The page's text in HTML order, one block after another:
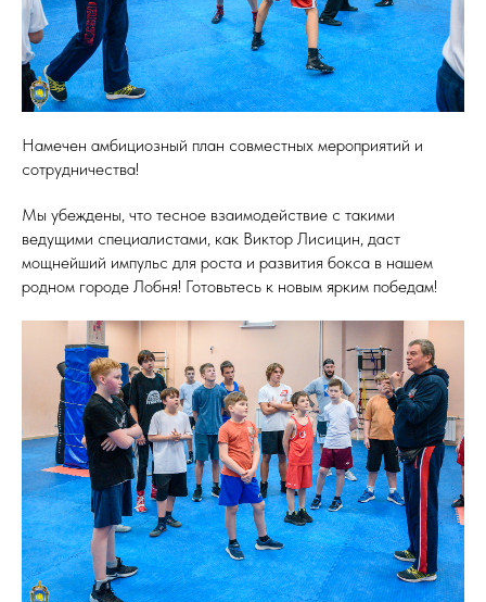
Намечен амбициозный план совместных мероприятий и
сотрудничества!
Мы убеждены, что тесное взаимодействие с такими
ведущими специалистами, как Виктор Лисицин, даст
мощнейший импульс для роста и развития бокса в нашем
родном городе Лобня! Готовьтесь к новым ярким победам!